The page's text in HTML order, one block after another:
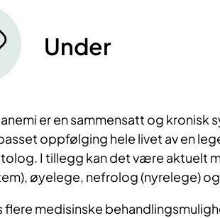
Under
er en sammensatt og kronisk
oppfølging hele livet av en
I tillegg kan det være aktuelt
øyelege, nefrolog (nyrelege)
flere medisinske